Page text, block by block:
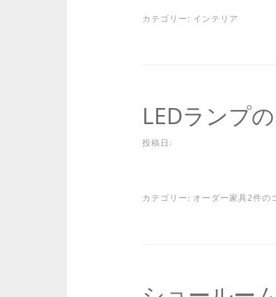
カテゴリー: インテリア
LEDランプ
投稿日:
カテゴリー: オーダー家具2件の